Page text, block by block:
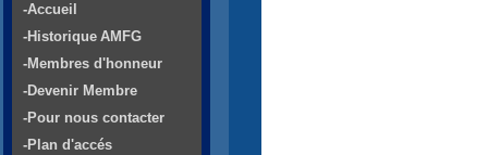
-Accueil
-Historique AMFG
-Membres d'honneur
-Devenir Membre
-Pour nous contacter
-Plan d'accés